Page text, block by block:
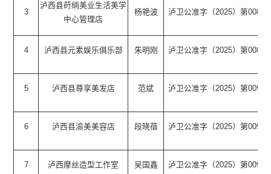
3
泸西县莳绱美业生活美学
中心管理店
杨艳波 泸卫公准字（2025）第0086
4 泸西县元素娱乐俱乐部 朱明刚 泸卫公准字（2025）第0088
5 泸西县尊享美发店 范斌 泸卫公准字（2025）第0090
6 泸西县渝美美容店 段晓蓓 泸卫公准字（2025）第0093
7 泸西摩丝造型工作室 吴国鑫 泸卫公准字（2025）第0094